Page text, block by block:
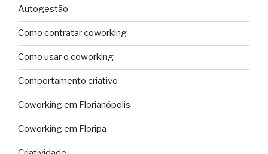
Autogestão
Como contratar coworking
Como usar o coworking
Comportamento criativo
Coworking em Florianópolis
Coworking em Floripa